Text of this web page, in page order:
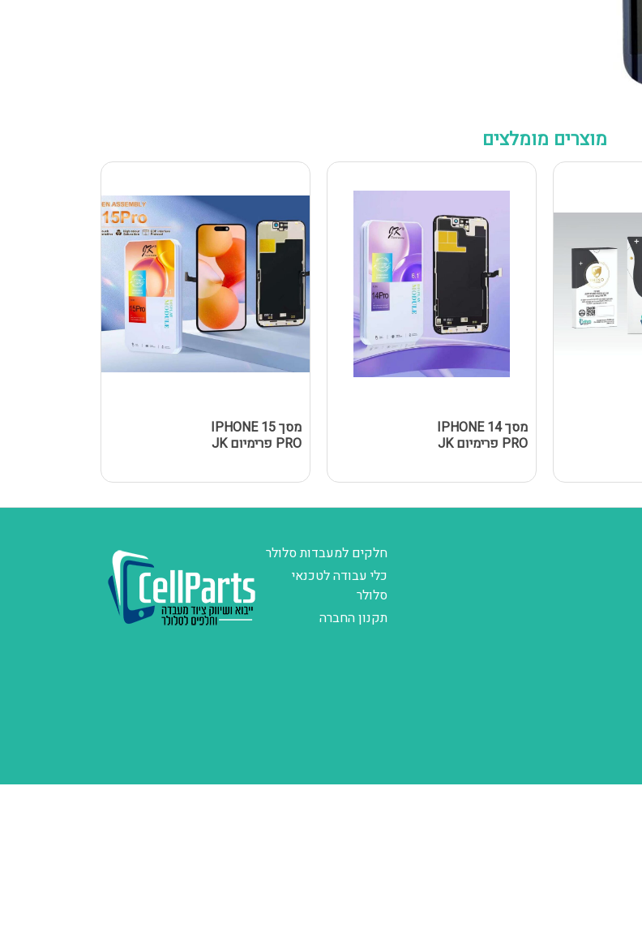
מוצרים מומלצים
מסך IPHONE 14
PRO פרימיום JK
מסך IPHONE 15
PRO פרימיום JK
חלקים למעבדות סלולר
כלי עבודה לטכנאי
סלולר
תקנון החברה